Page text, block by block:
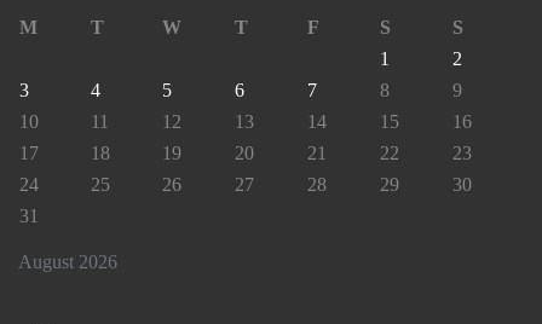
August 2026
M T W T F S
S
1
2
3
4 5 6 7 8
9
10
11 12 13 14 15
16
17
18 19 20 21 22
23
24
25 26 27 28 29
30
31